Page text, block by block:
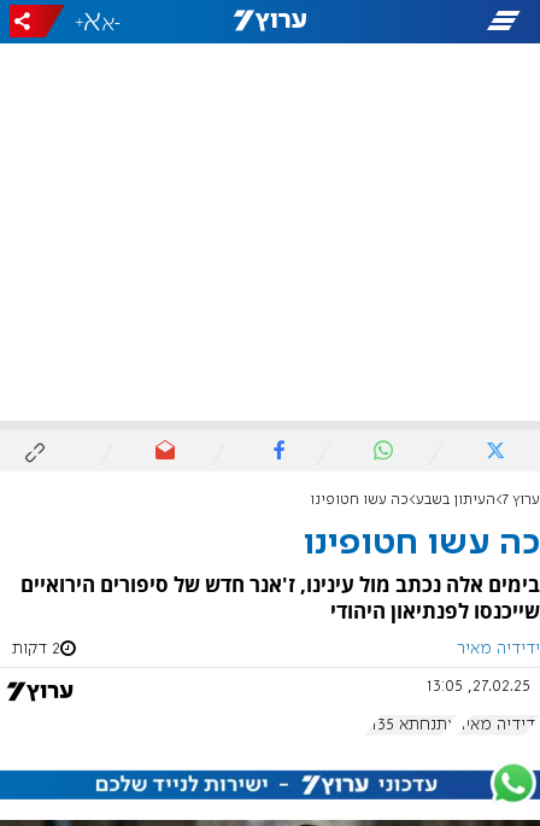
-
+
ערוץ 7 העיתון בשבע כה עשו חטופינו
כה עשו חטופינו
בימים אלה נכתב מול עינינו, ז'אנר חדש של סיפורים הירואיים
שייכנסו לפנתיאון היהודי
ידידיה מאיר 2 דקות
27.02.25, 13:05
ידידיה מאיר אתנחתא 1135